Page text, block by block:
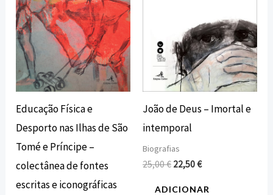
Educação Física e
Desporto nas Ilhas de São
Tomé e Príncipe –
colectânea de fontes
escritas e iconográficas
João de Deus – Imortal e
intemporal
Biografias
25,00€ 22,50€
ADICIONAR